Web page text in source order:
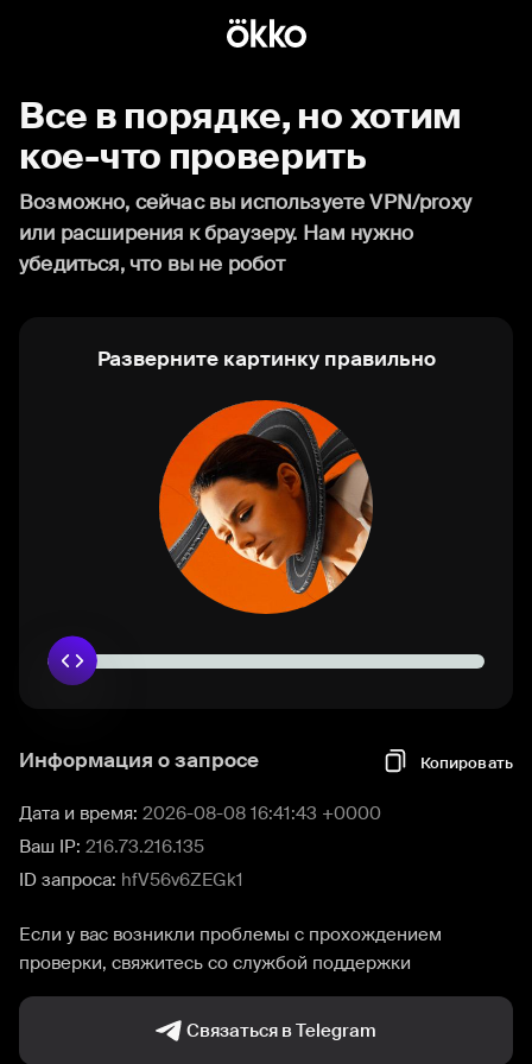
Все в порядке, но хотим
кое-что проверить
Возможно, сейчас вы используете VPN/proxy
или расширения к браузеру. Нам нужно
убедиться, что вы не робот
Разверните картинку правильно
Информация о запросе Копировать
Дата и время: 2026-08-08 16:41:43 +0000
Ваш IP: 216.73.216.135
ID запроса: hfV56v6ZEGk1
Если у вас возникли проблемы с прохождением
проверки, свяжитесь со службой поддержки
Связаться в Telegram